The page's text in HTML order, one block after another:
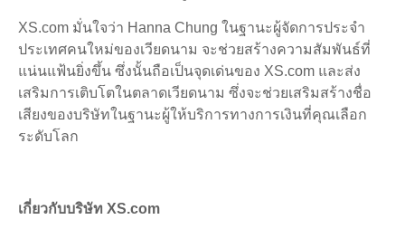
XS.com มั่นใจว่า Hanna Chung ในฐานะผู้จัดการประจำ
ประเทศคนใหม่ของเวียดนาม จะช่วยสร้างความสัมพันธ์ที่
แน่นแฟ้นยิ่งขึ้น ซึ่งนั้นถือเป็นจุดเด่นของ XS.com และส่ง
เสริมการเติบโตในตลาดเวียดนาม ซึ่งจะช่วยเสริมสร้างชื่อ
เสียงของบริษัทในฐานะผู้ให้บริการทางการเงินที่คุณเลือก
ระดับโลก
เกี่ยวกับบริษัท XS.com